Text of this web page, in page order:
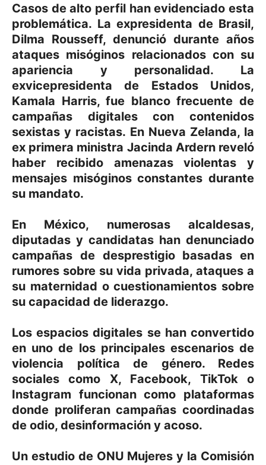
Casos de alto perfil han evidenciado esta
problemática. La expresidenta de Brasil,
Dilma Rousseff, denunció durante años
ataques misóginos relacionados con su
apariencia y personalidad. La
exvicepresidenta de Estados Unidos,
Kamala Harris, fue blanco frecuente de
campañas digitales con contenidos
sexistas y racistas. En Nueva Zelanda, la
ex primera ministra Jacinda Ardern reveló
haber recibido amenazas violentas y
mensajes misóginos constantes durante
su mandato.
En México, numerosas alcaldesas,
diputadas y candidatas han denunciado
campañas de desprestigio basadas en
rumores sobre su vida privada, ataques a
su maternidad o cuestionamientos sobre
su capacidad de liderazgo.
Los espacios digitales se han convertido
en uno de los principales escenarios de
violencia política de género. Redes
sociales como X, Facebook, TikTok o
Instagram funcionan como plataformas
donde proliferan campañas coordinadas
de odio, desinformación y acoso.
Un estudio de ONU Mujeres y la Comisión